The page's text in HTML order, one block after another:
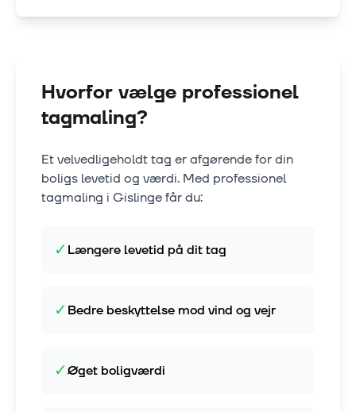
Hvorfor vælge professionel
tagmaling?
Et velvedligeholdt tag er afgørende for din
boligs levetid og værdi. Med professionel
tagmaling i Gislingefår du:
✓Længere levetid på dit tag
✓Bedre beskyttelse mod vind og vejr
✓Øget boligværdi